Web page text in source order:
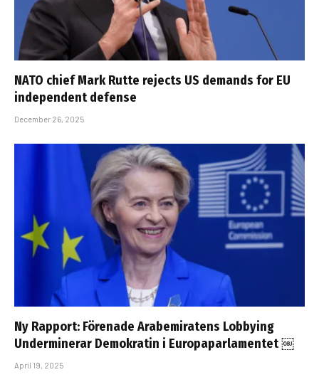
NATO chief Mark Rutte rejects US demands for EU
independent defense
December 26, 2025
Ny Rapport: Förenade Arabemiratens Lobbying
Underminerar Demokratin i Europaparlamentet ￼
April 19, 2025